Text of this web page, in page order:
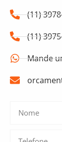
(11)
(11)
Mande